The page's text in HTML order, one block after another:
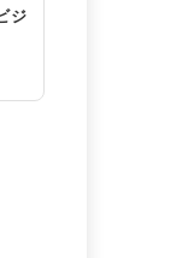
ジ